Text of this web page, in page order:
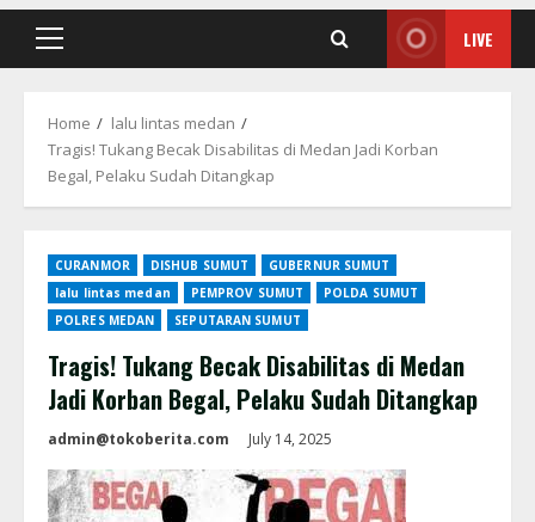
Primary
LIVE
Home
lalu lintas medan
Tragis! Tukang Becak Disabilitas di Medan Jadi Korban
Begal, Pelaku Sudah Ditangkap
CURANMOR DISHUB SUMUT
GUBERNUR SUMUT
lalu lintas medan
PEMPROV SUMUT
POLDA SUMUT
POLRES MEDAN
SEPUTARAN SUMUT
Tragis! Tukang Becak Disabilitas di Medan
Jadi Korban Begal, Pelaku Sudah Ditangkap
admin@tokoberita.com July 14, 2025